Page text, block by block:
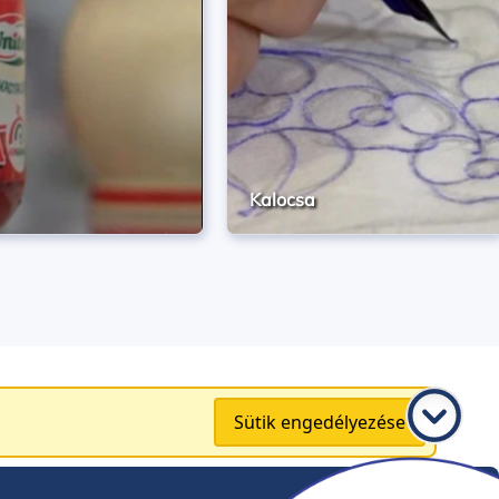
Kalocsa
Sütik engedélyezése